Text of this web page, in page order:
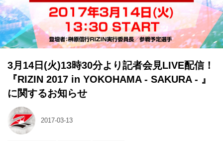
3月14日(火)13時30分より記者会見LIVE配信！
『RIZIN 2017 in YOKOHAMA - SAKURA - 』
に関するお知らせ
2017-03-13